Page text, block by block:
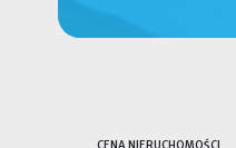
CENA NIERUCHOMOŚCI